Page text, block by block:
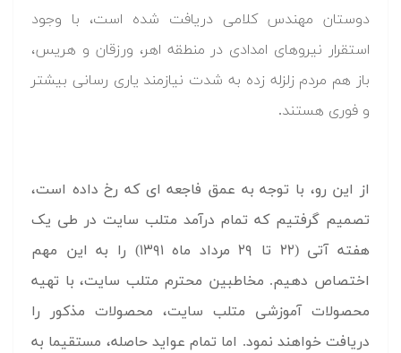
دوستان مهندس کلامی دریافت شده است، با وجود
استقرار نیروهای امدادی در منطقه اهر، ورزقان و هریس،
باز هم مردم زلزله زده به شدت نیازمند یاری رسانی بیشتر
و فوری هستند.
از این رو، با توجه به عمق فاجعه ای که رخ داده است،
تصمیم گرفتیم که تمام درآمد متلب سایت در طی یک
هفته آتی (۲۲ تا ۲۹ مرداد ماه ۱۳۹۱) را به این مهم
اختصاص دهیم. مخاطبین محترم متلب سایت، با تهیه
محصولات آموزشی متلب سایت، محصولات مذکور را
دریافت خواهند نمود. اما تمام عواید حاصله، مستقیما به